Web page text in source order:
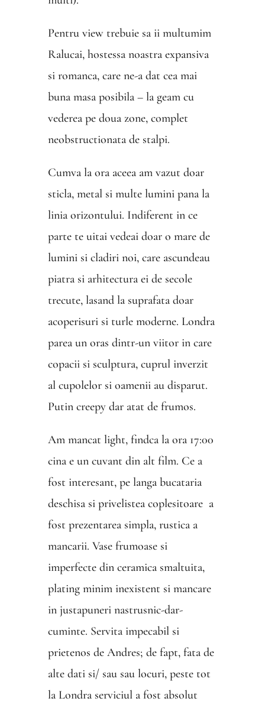
Pentru view trebuie sa ii multumim
Ralucai, hostessa noastra expansiva
si romanca, care ne-a dat cea mai
buna masa posibila – la geam cu
vederea pe doua zone, complet
neobstructionata de stalpi.
Cumva la ora aceea am vazut doar
sticla, metal si multe lumini pana la
linia orizontului. Indiferent in ce
parte te uitai vedeai doar o mare de
lumini si cladiri noi, care ascundeau
piatra si arhitectura ei de secole
trecute, lasand la suprafata doar
acoperisuri si turle moderne. Londra
parea un oras dintr-un viitor in care
copacii si sculptura, cuprul inverzit
al cupolelor si oamenii au disparut.
Putin creepy dar atat de frumos.
Am mancat light, findca la ora 17:00
cina e un cuvant din alt film. Ce a
fost interesant, pe langa bucataria
deschisa si privelistea coplesitoare a
fost prezentarea simpla, rustica a
mancarii. Vase frumoase si
imperfecte din ceramica smaltuita,
plating minim inexistent si mancare
in justapuneri nastrusnic-dar-
cuminte. Servita impecabil si
prietenos de Andres; de fapt, fata de
alte dati si/ sau sau locuri, peste tot
la Londra serviciul a fost absolut